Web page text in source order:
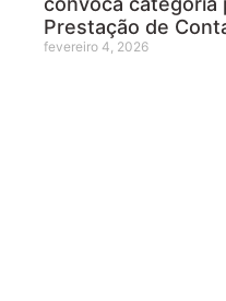
Prestação de
fevereiro 4, 2026